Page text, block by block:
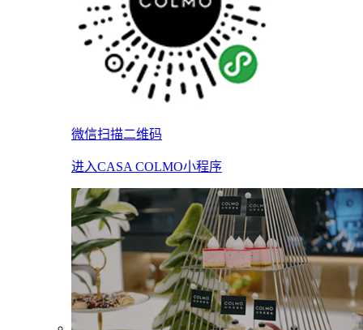
微信扫描二维码
进入CASA COLMO小程序